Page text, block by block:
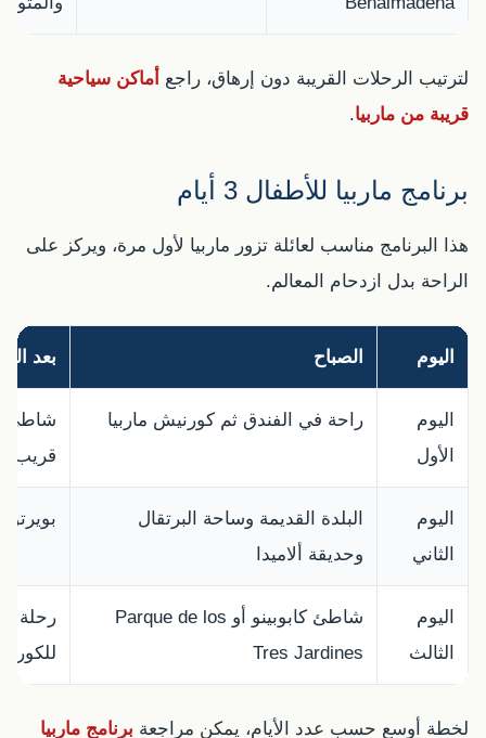
لترتيب الرحلات القريبة دون إرهاق، راجع أماكن سياحية
قريبة من ماربيا.
برنامج ماربيا للأطفال 3 أيام
هذا البرنامج مناسب لعائلة تزور ماربيا لأول مرة، ويركز على
الراحة بدل ازدحام المعالم.
اليوم الصباح بعد
اليوم
الأول
راحة في الفندق ثم كورنيش ماربيا
شاطئ
قريب
اليوم
الثاني
البلدة القديمة وساحة البرتقال
وحديقة ألاميدا
اليوم
الثالث
شاطئ كابوبينو أو Parque de los
Tres Jardines
رحلة
لخطة أوسع حسب عدد الأيام، يمكن مراجعة برنامج ماربيا